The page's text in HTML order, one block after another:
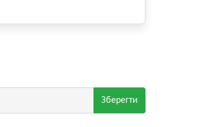
Зберегти